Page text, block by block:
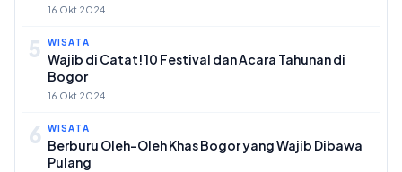
16 Okt 2024
5 WISATA
Wajib di Catat! 10 Festival dan Acara Tahunan di
Bogor
16 Okt 2024
6 WISATA
Berburu Oleh-Oleh Khas Bogor yang Wajib Dibawa
Pulang